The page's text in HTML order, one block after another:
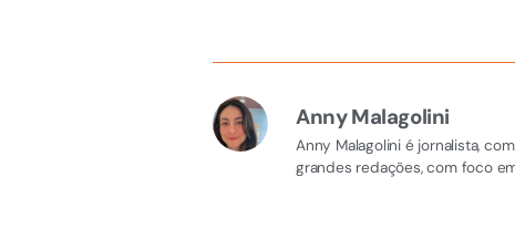
Anny Malagolini
Anny Malagolini é jornalista,
grandes redações, com foco